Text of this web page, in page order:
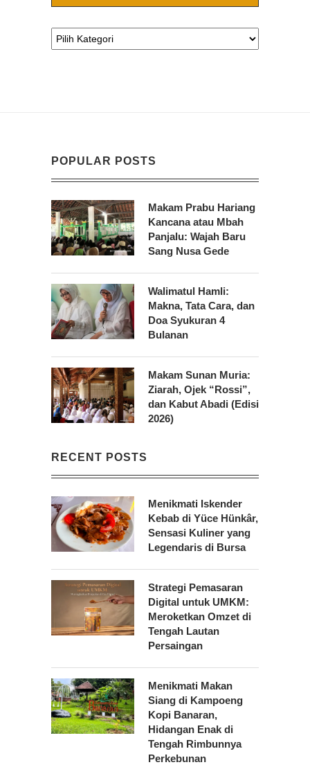
POPULAR POSTS
Makam Prabu Hariang
Kancana atau Mbah
Panjalu: Wajah Baru
Sang Nusa Gede
Walimatul Hamli:
Makna, Tata Cara, dan
Doa Syukuran 4
Bulanan
Makam Sunan Muria:
Ziarah, Ojek “Rossi”,
dan Kabut Abadi (Edisi
2026)
RECENT POSTS
Menikmati Iskender
Kebab di Yüce Hünkâr,
Sensasi Kuliner yang
Legendaris di Bursa
Strategi Pemasaran
Digital untuk UMKM:
Meroketkan Omzet di
Tengah Lautan
Persaingan
Menikmati Makan
Siang di Kampoeng
Kopi Banaran,
Hidangan Enak di
Tengah Rimbunnya
Perkebunan